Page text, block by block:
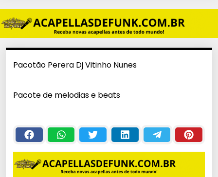
Pacotão Perera Dj Vitinho Nunes
Pacote de melodias e beats